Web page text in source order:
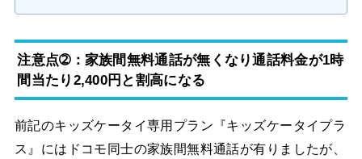
注意点➁：家族間無料通話が無くなり通話料金が1時
間当たり2,400円と割高になる
前記のキッズケータイ専用プラン『キッズケータイプラ
ス』にはドコモ同士の家族間無料通話が有りましたが、